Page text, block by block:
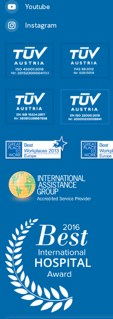
Youtube
Instagram